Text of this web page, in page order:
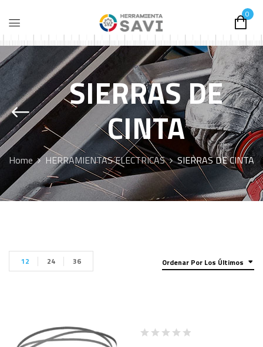
0
SIERRAS DE
CINTA
Home HERRAMIENTAS ELECTRICAS SIERRAS DE CINTA
Ordenar Por Los Últimos
12 24 36